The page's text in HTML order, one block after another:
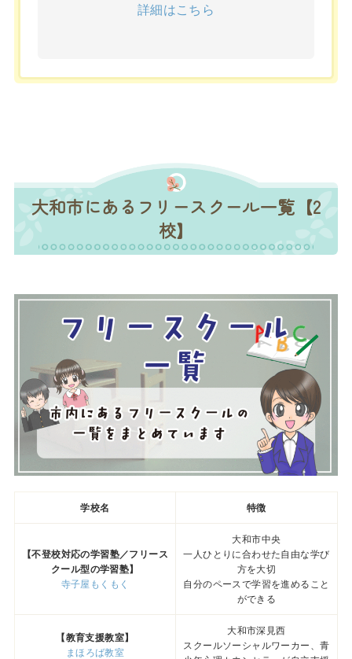
詳細はこちら
大和市にあるフリースクール一覧【2
校】
学校名 特徴
【不登校対応の学習塾／フリース
クール型の学習塾】
寺子屋もくもく
大和市中央
一人ひとりに合わせた自由な学び
方を大切
自分のペースで学習を進めること
ができる
【教育支援教室】
まほろば教室
大和市深見西
スクールソーシャルワーカー、青